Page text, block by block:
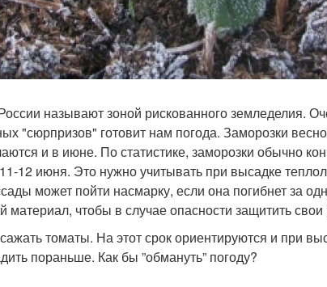
называют зоной рискованного земледелия.
"сюрпризов" готовит нам погода. Заморозки
и в июне. По статистике, заморозки обычно
12 июня. Это нужно учитывать при высадке
может пойти насмарку, если она погибнет за
материал, чтобы в случае опасности защитить свои
томаты. На этот срок ориентируются и при
пораньше. Как бы ”обмануть” погоду?